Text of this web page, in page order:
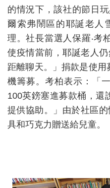
的情況下，該社的節日
爾索弗鬧區的耶誕老人
理。社長當選人保羅‧考
使疫情當前，耶誕老人
距離聊天。」捐款是使
機籌募。考柏表示：「
100英鎊塞進募款桶，還
提供協助。」由於社區
具和巧克力贈送給兒童。